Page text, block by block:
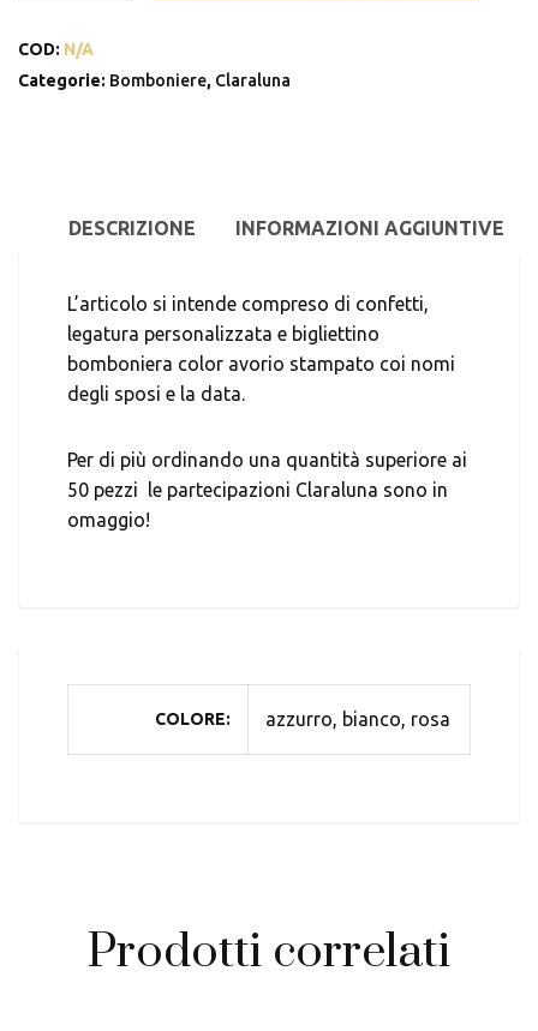
quantità
COD: N/A
Categorie: Bomboniere, Claraluna
DESCRIZIONE INFORMAZIONI AGGIUNTIVE
L’articolo si intende compreso di confetti,
legatura personalizzata e bigliettino
bomboniera color avorio stampato coi nomi
degli sposi e la data.
Per di più ordinando una quantità superiore ai
50 pezzi le partecipazioni Claraluna sono in
omaggio!
COLORE azzurro, bianco, rosa
Prodotti correlati